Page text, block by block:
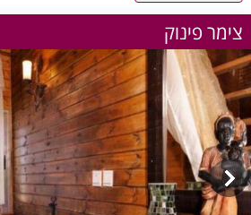
צימר פינוק